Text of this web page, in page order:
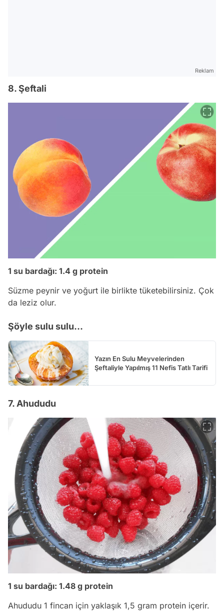
Reklam
8. Şeftali
1 su bardağı: 1.4 g protein
Süzme peynir ve yoğurt ile birlikte tüketebilirsiniz. Çok
da leziz olur.
Şöyle sulu sulu...
Yazın En Sulu Meyvelerinden
Şeftaliyle Yapılmış 11 Nefis Tatlı Tarifi
7. Ahududu
1 su bardağı: 1.48 g protein
Ahududu 1 fincan için yaklaşık 1,5 gram protein içerir.